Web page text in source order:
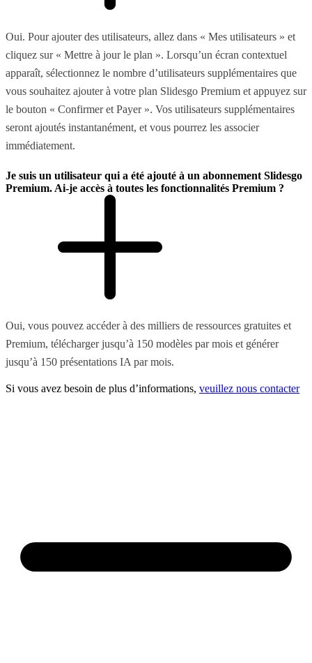
Oui. Pour ajouter des utilisateurs, allez dans « Mes utilisateurs » et
cliquez sur « Mettre à jour le plan ». Lorsqu’un écran contextuel
apparaît, sélectionnez le nombre d’utilisateurs supplémentaires que
vous souhaitez ajouter à votre plan Slidesgo Premium et appuyez sur
le bouton « Confirmer et Payer ». Vos utilisateurs supplémentaires
seront ajoutés instantanément, et vous pourrez les associer
immédiatement.
Je suis un utilisateur qui a été ajouté à un abonnement Slidesgo
Premium. Ai-je accès à toutes les fonctionnalités Premium ?
Oui, vous pouvez accéder à des milliers de ressources gratuites et
Premium, télécharger jusqu’à 150 modèles par mois et générer
jusqu’à 150 présentations IA par mois.
Si vous avez besoin de plus d’informations, veuillez nous contacter